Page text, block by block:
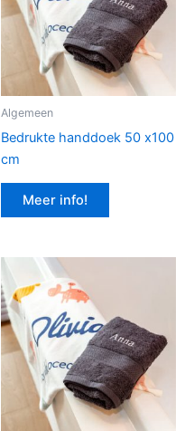
Algemeen
Bedrukte handdoek 50 x100
cm
Meer info!